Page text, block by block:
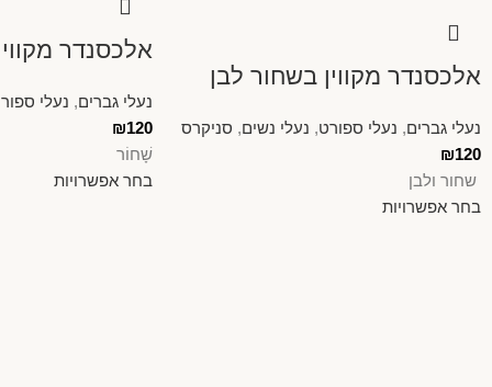
אלכסנדר מקווין בשחור לבן
נעלי גברים, נעלי ספורט, נעלי נשים, סניקרס
₪120
שחור ולבן
בחר אפשרויות
אלכסנדר
נעלי גברים, נעלי
₪120
שָׁחוֹר
בחר אפשרויות